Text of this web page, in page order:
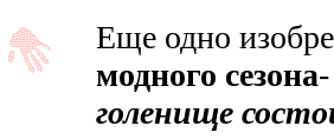
Еще одно
модного сезона
голенище